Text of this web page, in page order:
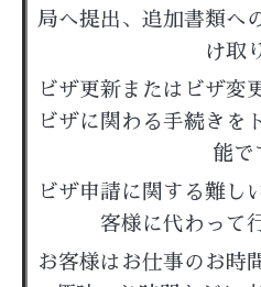
局へ提出、追加書類へ
け取
ビザ更新またはビザ変
ビザに関わる手続きを
能で
ビザ申請に関する難し
客様に代わって
お客様はお仕事のお時